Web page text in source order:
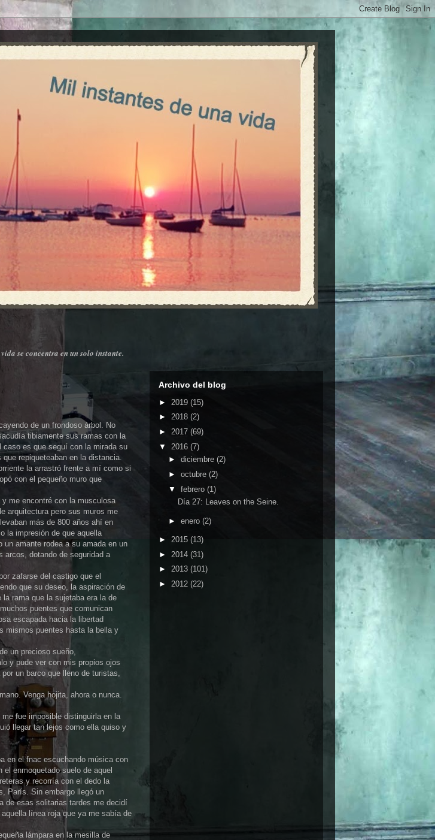
se concentra en un solo instante.
de un frondoso árbol. No
tibiamente sus ramas con la
caso es que seguí con la mirada su
repiqueteaban en la distancia.
la arrastró frente a mí como si
con el pequeño muro que
me encontré con la musculosa
arquitectura pero sus muros me
más de 800 años ahí en
la impresión de que aquella
amante rodea a su amada en un
arcos, dotando de seguridad a
zafarse del castigo que el
que su deseo, la aspiración de
rama que la sujetaba era la de
puentes que comunican
escapada hacia la libertad
mismos puentes hasta la bella y
un precioso sueño,
y pude ver con mis propios ojos
un barco que lleno de turistas,
Venga hojita, ahora o nunca.
fue imposible distinguirla en la
llegar tan lejos como ella quiso y
en el fnac escuchando música con
enmoquetado suelo de aquel
y recorría con el dedo la
París. Sin embargo llegó un
de esas solitarias tardes me decidí
línea roja que ya me sabía de
lámpara en la mesilla de
Archivo del blog
► 2019 (15)
► 2018 (2)
► 2017 (69)
▼ 2016 (7)
► diciembre (2)
► octubre (2)
▼ febrero (1)
Día 27: Leaves on the Seine.
► enero (2)
► 2015 (13)
► 2014 (31)
► 2013 (101)
► 2012 (22)